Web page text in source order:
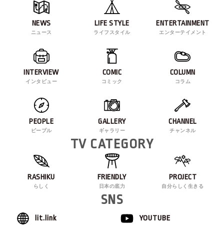
NEWS
ニュース
LIFE STYLE
ライフスタイル
ENTERTAINMENT
エンターテイメント
INTERVIEW
インタビュー
COMIC
コミック
COLUMN
コラム
PEOPLE
ピープル
GALLERY
ギャラリー
CHANNEL
チャンネル
TV CATEGORY
RASHIKU
らしく
FRIENDLY
日本の底力
PROJECT
自分らしく生きる
SNS
lit.link YOUTUBE